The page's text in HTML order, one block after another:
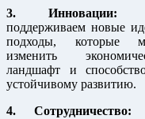
3. Инновации:
поддерживаем новые
подходы, которые
изменить
ландшафт и
устойчивому развитию.
4. Сотрудничество: